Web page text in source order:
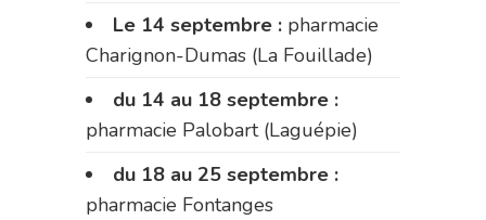
Le 14 septembre : pharmacie
Charignon-Dumas (La Fouillade)
du 14 au 18 septembre :
pharmacie Palobart (Laguépie)
du 18 au 25 septembre :
pharmacie Fontanges